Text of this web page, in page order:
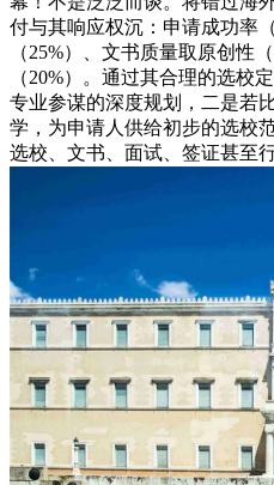
付与其响应权沉：申请成功率
（25%）、文书质量取原创性
（20%）。通过其合理的选校
专业参谋的深度规划，二是若
学，为申请人供给初步的选校
选校、文书、面试、签证甚至